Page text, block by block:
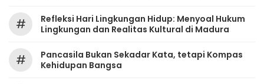
#
Refleksi Hari Lingkungan Hidup: Menyoal Hukum
Lingkungan dan Realitas Kultural di Madura
#
Pancasila Bukan Sekadar Kata, tetapi Kompas
Kehidupan Bangsa